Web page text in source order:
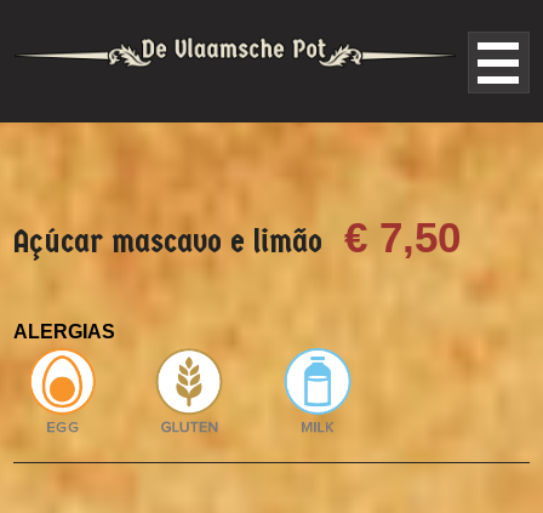
Açúcar mascavo e limão € 7,50
ALERGIAS